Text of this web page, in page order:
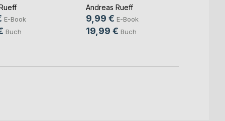
E-Book
Buch
Andreas Rueff
9,99 € E-Book
19,99 € Buch